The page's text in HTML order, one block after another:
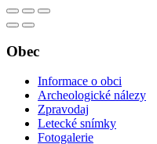
Obec
Informace o obci
Archeologické nálezy
Zpravodaj
Letecké snímky
Fotogalerie